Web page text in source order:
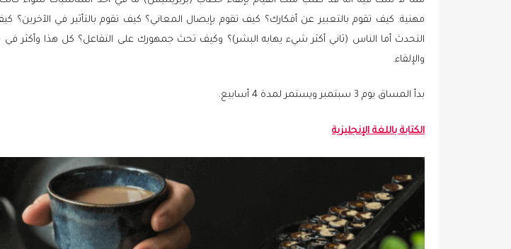
مهنية. كيف تقوم بالتعبير عن أفكارك؟ كيف تقوم بإيصال المعاني؟ كيف تقوم بالتأثير في الآخرين؟
التحدث أما الناس (ثاني أكثر شيء يهابه البشر)؟ وكيف تحث جمهورك على التفاعل؟ كل هذا وأكثر
والإلقاء.
بدأ المساق يوم 3 سبتمبر ويستمر لمدة 4 أسابيع.
الكتابة باللغة الإنجليزية